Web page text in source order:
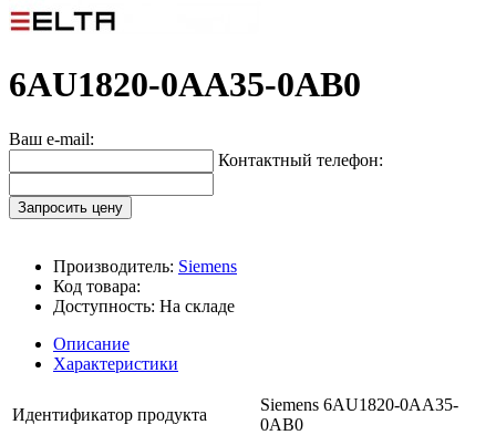
6AU1820-0AA35-0AB0
Ваш e-mail:
Контактный телефон:
Запросить цену
Производитель: Siemens
Код товара:
Доступность: На складе
Описание
Характеристики
Идентификатор продукта
Siemens 6AU1820-0AA35-
0AB0